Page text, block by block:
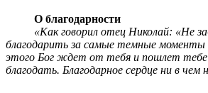
О благодарности
«Как говорил отец Николай: «Не
благодарить за самые темные моменты
этого Бог ждет от тебя и пошлет
благодать. Благодарное сердце ни в чем